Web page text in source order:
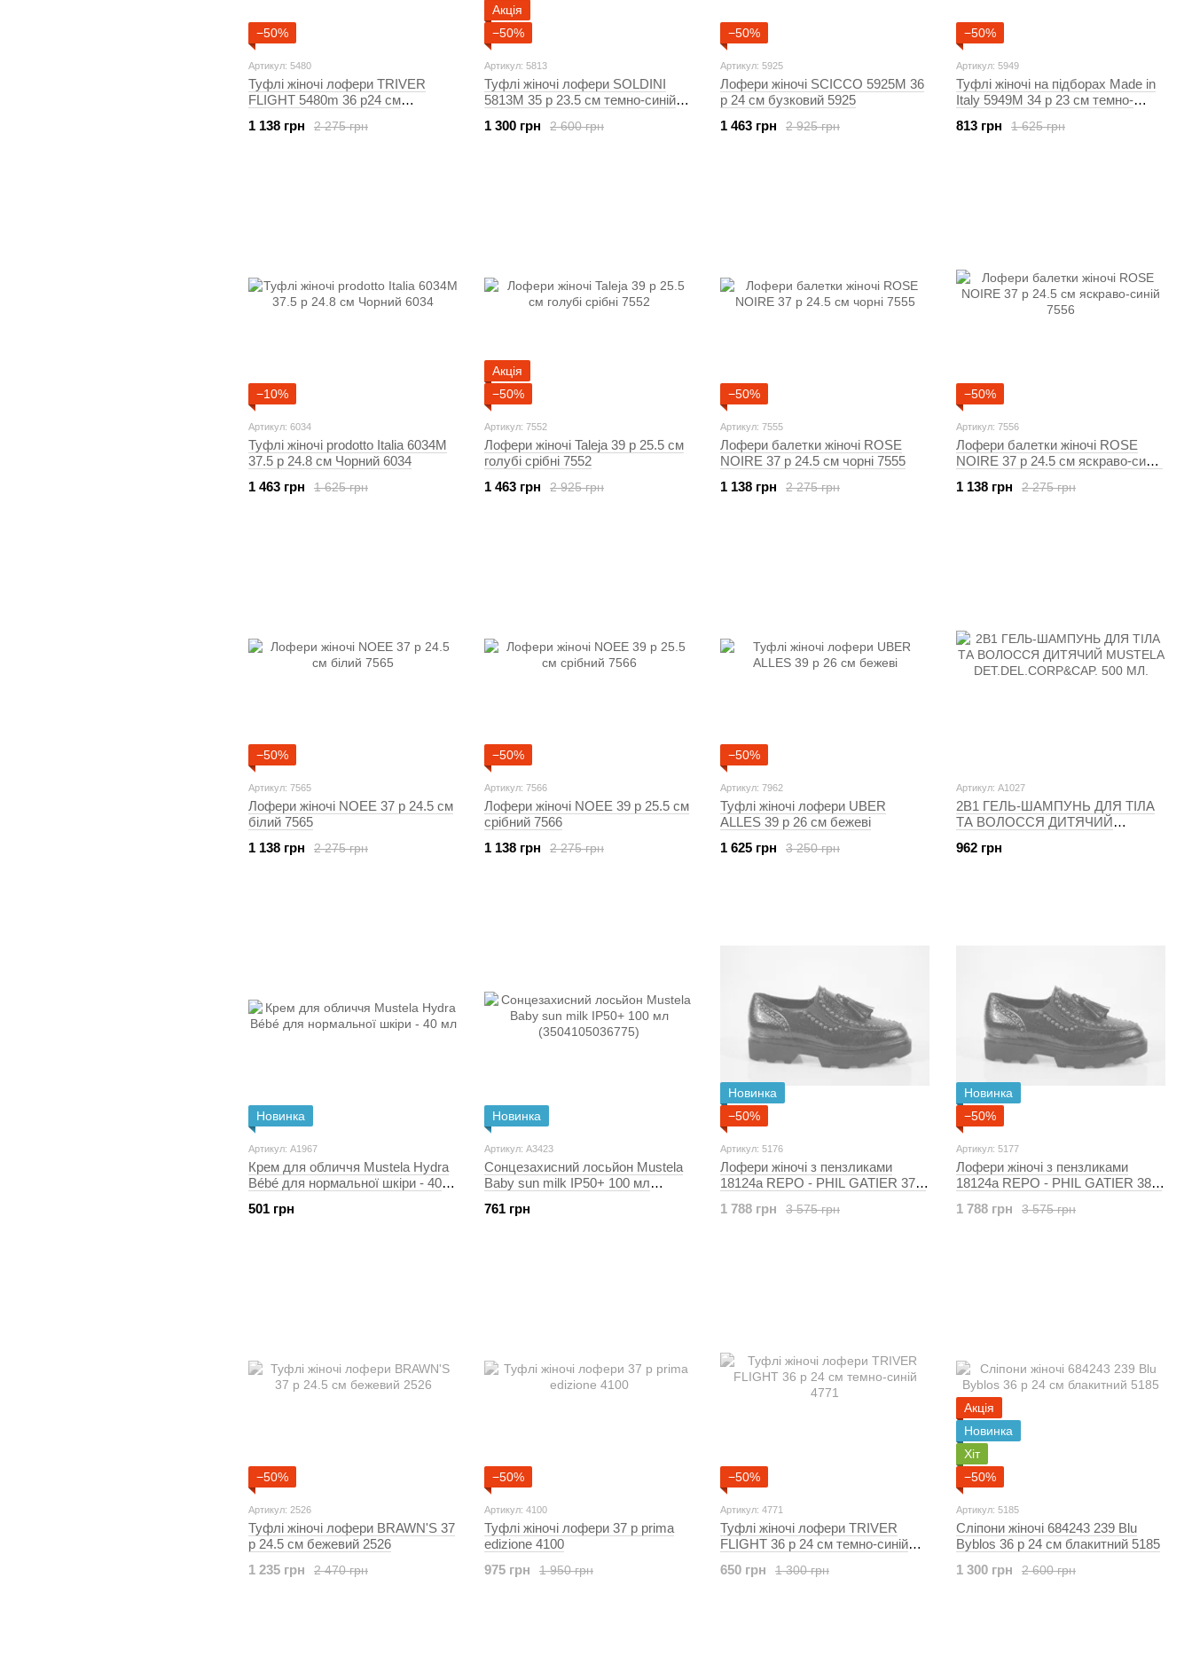
−50%
Артикул: 5480
Туфлі жіночі лофери TRIVER
FLIGHT 5480m 36 р24 см
2 275 грн
1 138 грн
Акція
−50%
Артикул: 5813
Туфлі жіночі лофери SOLDINI
5813M 35 р 23.5 см темно-синій
2 600 грн
1 300 грн
−50%
Артикул: 5925
Лофери жіночі SCICCO 5925M 36
р 24 см бузковий 5925
2 925 грн
1 463 грн
−50%
Артикул: 5949
Туфлі жіночі на підборах Made in
Italy 5949M 34 р 23 см темно-
1 625 грн
813 грн
−10%
Артикул: 6034
Туфлі жіночі prodotto Italia 6034M
37.5 р 24.8 см Чорний 6034
1 625 грн
1 463 грн
Акція
−50%
Артикул: 7552
Лофери жіночі Taleja 39 р 25.5 см
голубі срібні 7552
2 925 грн
1 463 грн
−50%
Артикул: 7555
Лофери балетки жіночі ROSE
NOIRE 37 р 24.5 см чорні 7555
2 275 грн
1 138 грн
−50%
Артикул: 7556
Лофери балетки жіночі ROSE
NOIRE 37 р 24.5 см яскраво-синій
2 275 грн
1 138 грн
−50%
Артикул: 7565
Лофери жіночі NOEE 37 р 24.5 см
білий 7565
2 275 грн
1 138 грн
−50%
Артикул: 7566
Лофери жіночі NOEE 39 р 25.5 см
срібний 7566
2 275 грн
1 138 грн
−50%
Артикул: 7962
Туфлі жіночі лофери UBER
ALLES 39 р 26 см бежеві
3 250 грн
1 625 грн
Артикул: A1027
2В1 ГЕЛЬ-ШАМПУНЬ ДЛЯ ТІЛА
ТА ВОЛОССЯ ДИТЯЧИЙ
500 МЛ.
962 грн
Новинка
Артикул: A1967
Крем для обличчя Mustela Hydra
Bébé для нормальної шкіри - 40
501 грн
Новинка
Артикул: A3423
Сонцезахисний лосьйон Mustela
Baby sun milk IP50+ 100 мл
761 грн
Новинка
−50%
Артикул: 5176
Лофери жіночі з пензликами
18124a REPO - PHIL GATIER 37 р
3 575 грн
1 788 грн
Новинка
−50%
Артикул: 5177
Лофери жіночі з пензликами
18124a REPO - PHIL GATIER 38 р
3 575 грн
1 788 грн
−50%
Артикул: 2526
Туфлі жіночі лофери BRAWN'S 37
р 24.5 см бежевий 2526
2 470 грн
1 235 грн
−50%
Артикул: 4100
Туфлі жіночі лофери 37 р prima
edizione 4100
1 950 грн
975 грн
−50%
Артикул: 4771
Туфлі жіночі лофери TRIVER
FLIGHT 36 р 24 см темно-синій
1 300 грн
650 грн
Акція
Новинка
Хіт
−50%
Артикул: 5185
Сліпони жіночі 684243 239 Blu
Byblos 36 р 24 см блакитний 5185
2 600 грн
1 300 грн